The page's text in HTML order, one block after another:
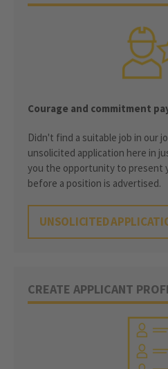
Courage and commitment
Didn't find a suitable job in our
unsolicited application here in
you the opportunity to present
before a position is advertised.
UNSOLICITED
CREATE APPLICANT